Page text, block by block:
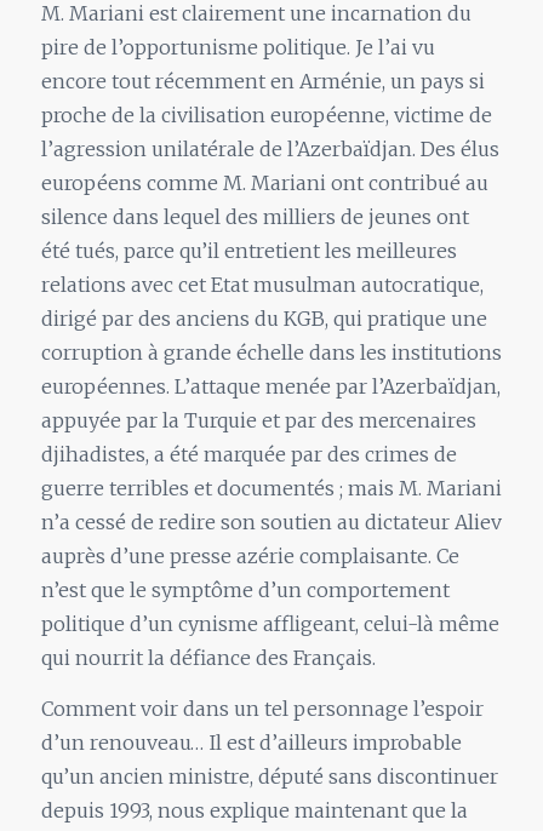
M. Mariani est clairement une incarnation du
pire de l’opportunisme politique. Je l’ai vu
encore tout récemment en Arménie, un pays si
proche de la civilisation européenne, victime de
l’agression unilatérale de l’Azerbaïdjan. Des élus
européens comme M. Mariani ont contribué au
silence dans lequel des milliers de jeunes ont
été tués, parce qu’il entretient les meilleures
relations avec cet Etat musulman autocratique,
dirigé par des anciens du KGB, qui pratique une
corruption à grande échelle dans les institutions
européennes. L’attaque menée par l’Azerbaïdjan,
appuyée par la Turquie et par des mercenaires
djihadistes, a été marquée par des crimes de
guerre terribles et documentés ; mais M. Mariani
n’a cessé de redire son soutien au dictateur Aliev
auprès d’une presse azérie complaisante. Ce
n’est que le symptôme d’un comportement
politique d’un cynisme affligeant, celui-là même
qui nourrit la défiance des Français.
Comment voir dans un tel personnage l’espoir
d’un renouveau… Il est d’ailleurs improbable
qu’un ancien ministre, député sans discontinuer
depuis 1993, nous explique maintenant que la